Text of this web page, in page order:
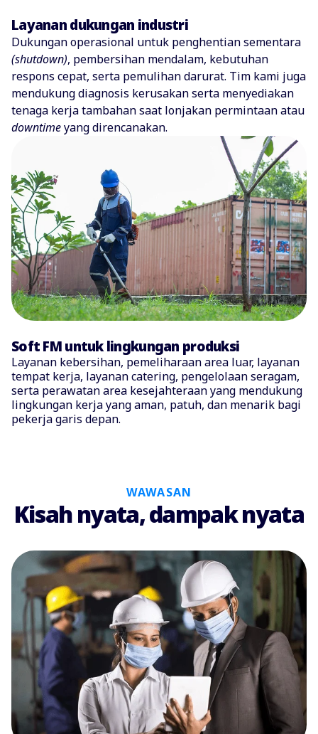
Layanan dukungan industri
Dukungan operasional untuk penghentian sementara
(shutdown), pembersihan mendalam, kebutuhan
respons cepat, serta pemulihan darurat. Tim kami juga
mendukung diagnosis kerusakan serta menyediakan
tenaga kerja tambahan saat lonjakan permintaan atau
downtimeyang direncanakan.
Soft FM untuk lingkungan produksi
Layanan kebersihan, pemeliharaan area luar, layanan
tempat kerja, layanan catering, pengelolaan seragam,
serta perawatan area kesejahteraan yang mendukung
lingkungan kerja yang aman, patuh, dan menarik bagi
pekerja garis depan.
WAWASAN
Kisah nyata, dampak nyata